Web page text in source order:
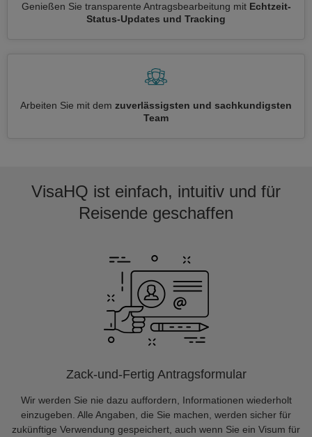
Genießen Sie transparente Antragsbearbeitung mit Echtzeit-
Status-Updates und Tracking
Arbeiten Sie mit dem zuverlässigsten und sachkundigsten
Team
VisaHQ ist einfach, intuitiv und für
Reisende geschaffen
Zack-und-Fertig Antragsformular
Wir werden Sie nie dazu auffordern, Informationen wiederholt
einzugeben. Alle Angaben, die Sie machen, werden sicher für
zukünftige Verwendung gespeichert, auch wenn Sie ein Visum für